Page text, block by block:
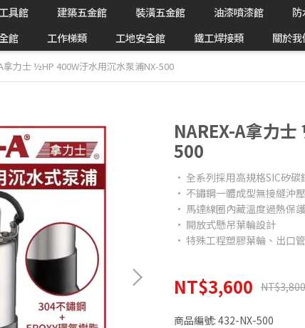
具館 建築五金館 裝潢五金館 油漆噴漆館
館
工作梯類 工地安全館 鐵工焊接類 關於我
拿力士 ½HP 400W汙水用沉水泵浦NX-500
NAREX-A拿力
500
• 全系列採用高規格SIC矽碳
• 不鏽鋼一體成型無接縫沖
• 馬達線圈內藏溫度過熱保
• 開放式懸吊葉輪設計
• 特殊工程塑膠葉輪、出口
NT$3,600 NT$3,800
商品編號: 432-NX-500